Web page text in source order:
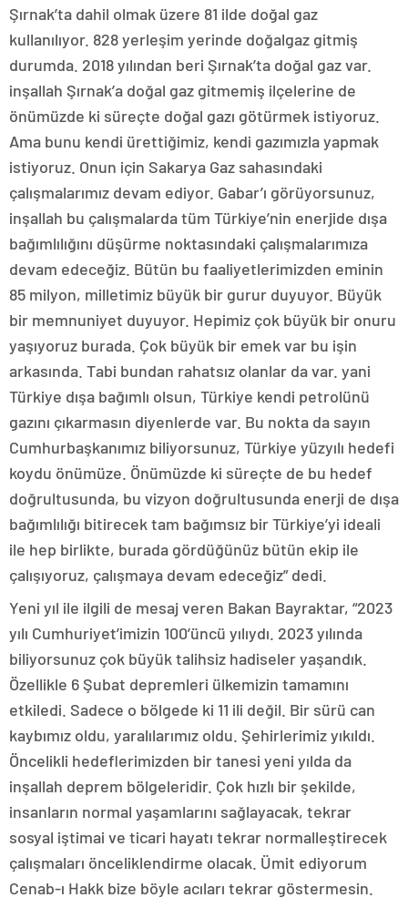
Şırnak’ta dahil olmak üzere 81 ilde doğal gaz
kullanılıyor. 828 yerleşim yerinde doğalgaz gitmiş
durumda. 2018 yılından beri Şırnak’ta doğal gaz var.
inşallah Şırnak’a doğal gaz gitmemiş ilçelerine de
önümüzde ki süreçte doğal gazı götürmek istiyoruz.
Ama bunu kendi ürettiğimiz, kendi gazımızla yapmak
istiyoruz. Onun için Sakarya Gaz sahasındaki
çalışmalarımız devam ediyor. Gabar’ı görüyorsunuz,
inşallah bu çalışmalarda tüm Türkiye’nin enerjide dışa
bağımlılığını düşürme noktasındaki çalışmalarımıza
devam edeceğiz. Bütün bu faaliyetlerimizden eminin
85 milyon, milletimiz büyük bir gurur duyuyor. Büyük
bir memnuniyet duyuyor. Hepimiz çok büyük bir onuru
yaşıyoruz burada. Çok büyük bir emek var bu işin
arkasında. Tabi bundan rahatsız olanlar da var. yani
Türkiye dışa bağımlı olsun, Türkiye kendi petrolünü
gazını çıkarmasın diyenlerde var. Bu nokta da sayın
Cumhurbaşkanımız biliyorsunuz, Türkiye yüzyılı hedefi
koydu önümüze. Önümüzde ki süreçte de bu hedef
doğrultusunda, bu vizyon doğrultusunda enerji de dışa
bağımlılığı bitirecek tam bağımsız bir Türkiye’yi ideali
ile hep birlikte, burada gördüğünüz bütün ekip ile
çalışıyoruz, çalışmaya devam edeceğiz” dedi.
Yeni yıl ile ilgili de mesaj veren Bakan Bayraktar, “2023
yılı Cumhuriyet’imizin 100’üncü yılıydı. 2023 yılında
biliyorsunuz çok büyük talihsiz hadiseler yaşandık.
Özellikle 6 Şubat depremleri ülkemizin tamamını
etkiledi. Sadece o bölgede ki 11 ili değil. Bir sürü can
kaybımız oldu, yaralılarımız oldu. Şehirlerimiz yıkıldı.
Öncelikli hedeflerimizden bir tanesi yeni yılda da
inşallah deprem bölgeleridir. Çok hızlı bir şekilde,
insanların normal yaşamlarını sağlayacak, tekrar
sosyal iştimai ve ticari hayatı tekrar normalleştirecek
çalışmaları önceliklendirme olacak. Ümit ediyorum
Cenab-ı Hakk bize böyle acıları tekrar göstermesin.